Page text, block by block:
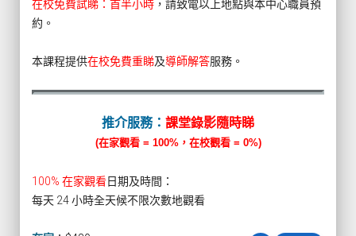
在校免費試睇：首半小時 ，請致電以上地點與本中心職員預
約。
本課程提供在校免費重睇及導師解答服務。
推介服務： 課堂錄影隨時睇
(在家觀看 = 100%，在校觀看 = 0%)
100% 在家觀看日期及時間：
每天 24 小時全天候不限次數地觀看